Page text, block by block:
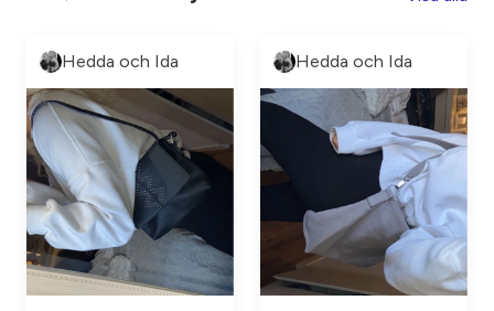
Hedda och Ida Hedda och Ida